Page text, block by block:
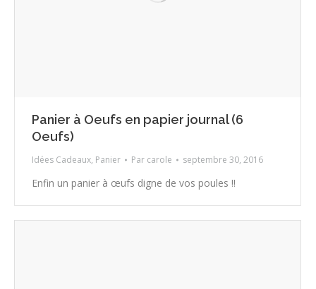
Panier à Oeufs en papier journal (6
Oeufs)
Idées Cadeaux, Panier Par carole septembre 30, 2016
Enfin un panier à œufs digne de vos poules !!